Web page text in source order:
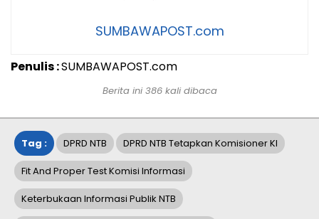
SUMBAWAPOST.com
Penulis :SUMBAWAPOST.com
Berita ini 386 kali dibaca
Tag : DPRD NTB DPRD NTB Tetapkan Komisioner KI
Fit And Proper Test Komisi Informasi
Keterbukaan Informasi Publik NTB